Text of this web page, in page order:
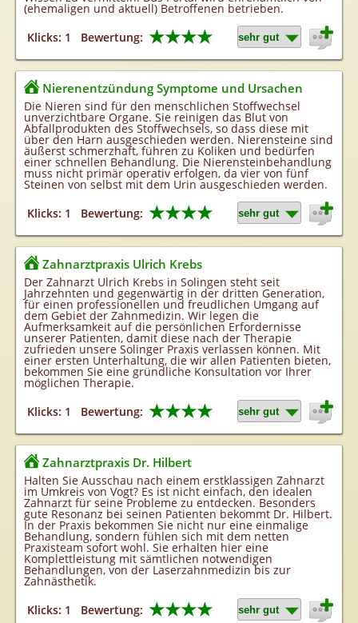
(ehemaligen und aktuell) Betroffenen betrieben.
Klicks: 1
Bewertung: ★★★★
Nierenentzündung Symptome und Ursachen
Die Nieren sind für den menschlichen Stoffwechsel
unverzichtbare Organe. Sie reinigen das Blut von
Abfallprodukten des Stoffwechsels, so dass diese mit
über den Harn ausgeschieden werden. Nierensteine sind
äußerst schmerzhaft, führen zu Koliken und bedürfen
einer schnellen Behandlung. Die Nierensteinbehandlung
muss nicht primär operativ erfolgen, da vier von fünf
Steinen von selbst mit dem Urin ausgeschieden werden.
Klicks: 1
Bewertung: ★★★★
Zahnarztpraxis Ulrich Krebs
Der Zahnarzt Ulrich Krebs in Solingen steht seit
Jahrzehnten und gegenwärtig in der dritten Generation,
für einen professionellen und freudlichen Umgang auf
dem Gebiet der Zahnmedizin. Wir legen die
Aufmerksamkeit auf die persönlichen Erfordernisse
unserer Patienten, damit diese nach der Therapie
zufrieden unsere Solinger Praxis verlassen können. Mit
einer ersten Unterhaltung, die wir allen Patienten bieten,
bekommen Sie eine gründliche Konsultation vor Ihrer
möglichen Therapie.
Klicks: 1
Bewertung: ★★★★
Zahnarztpraxis Dr. Hilbert
Halten Sie Ausschau nach einem erstklassigen Zahnarzt
im Umkreis von Vogt? Es ist nicht einfach, den idealen
Zahnarzt für seine Probleme zu entdecken. Besonders
gute Resonanz bei seinen Patienten bekommt Dr. Hilbert.
In der Praxis bekommen Sie nicht nur eine einmalige
Behandlung, sondern fühlen sich mit dem netten
Praxisteam sofort wohl. Sie erhalten hier eine
Komplettleistung mit sämtlichen notwendigen
Behandlungen, von der Laserzahnmedizin bis zur
Zahnästhetik.
Klicks: 1
Bewertung: ★★★★